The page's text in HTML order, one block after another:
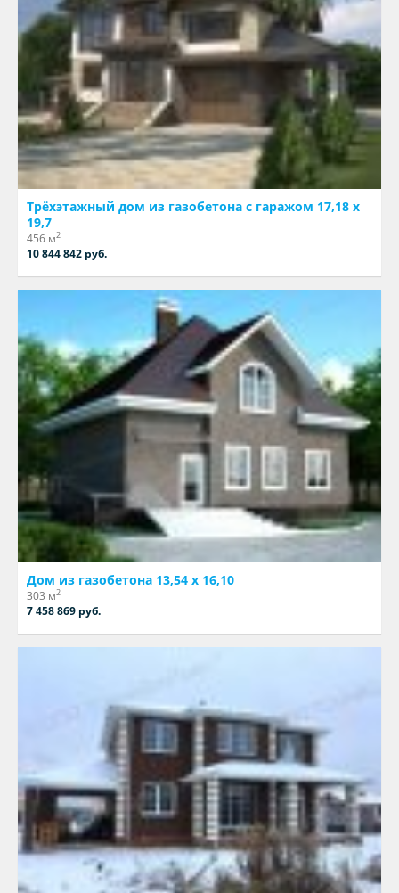
Трёхэтажный дом из газобетона с гаражом 17,18 х
19,7
456 м2
10 844 842 руб.
Дом из газобетона 13,54 х 16,10
303 м2
7 458 869 руб.